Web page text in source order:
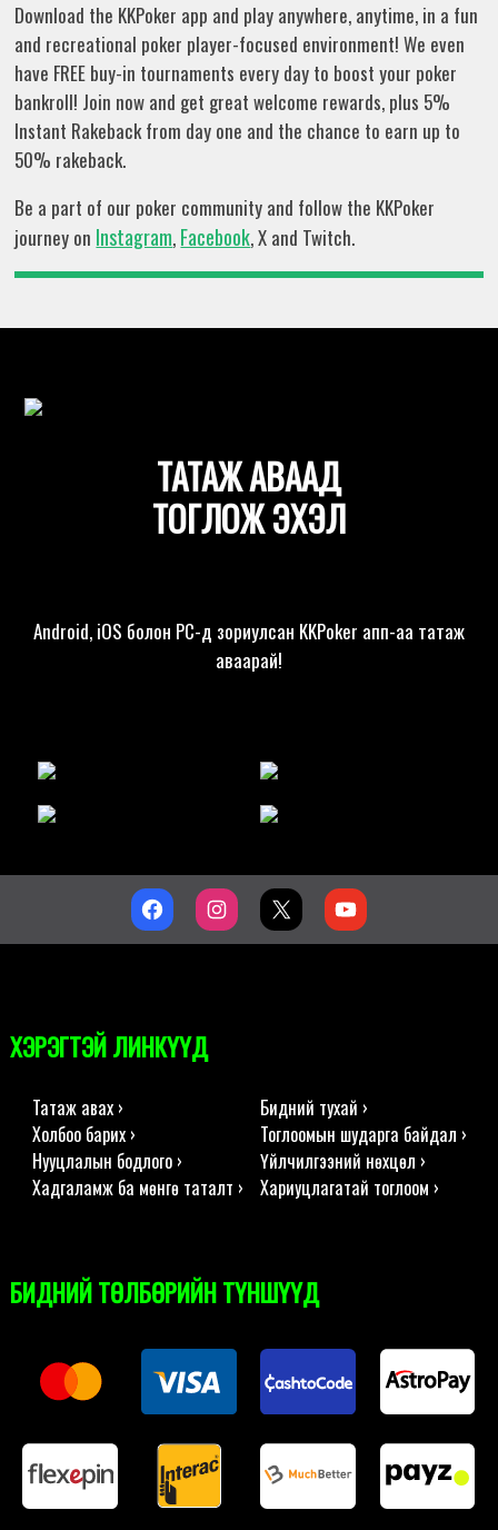
Download the KKPoker app and play anywhere, anytime, in a fun
and recreational poker player-focused environment! We even
have FREE buy-in tournaments every day to boost your poker
bankroll! Join now and get great welcome rewards, plus 5%
Instant Rakeback from day one and the chance to earn up to
50% rakeback.
Be a part of our poker community and follow the KKPoker
journey on Instagram, Facebook, X and Twitch.
ТАТАЖ АВААД
ТОГЛОЖ ЭХЭЛ
Android, iOS болон PC-д зориулсан KKPoker апп-аа татаж
аваарай!
ХЭРЭГТЭЙ ЛИНКҮҮД
Татаж авах ›
Бидний тухай ›
Холбоо барих ›
Тоглоомын шударга байдал ›
Нууцлалын бодлого ›
Үйлчилгээний нөхцөл ›
Хадгаламж ба мөнгө таталт ›
Хариуцлагатай тоглоом ›
БИДНИЙ ТӨЛБӨРИЙН ТҮНШҮҮД